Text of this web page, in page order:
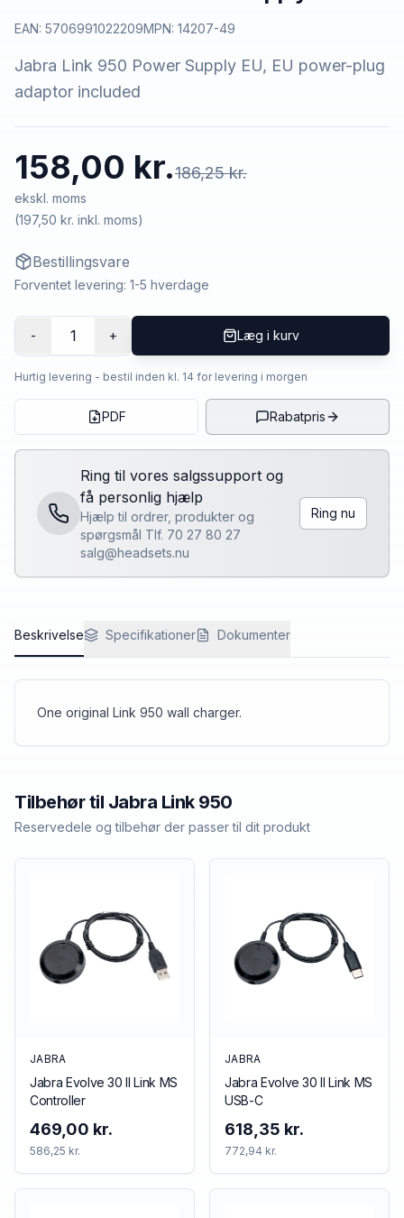
EAN: 5706991022209MPN: 14207-49
Jabra Link 950 Power Supply EU, EU power-plug
adaptor included
158,00 kr.186,25 kr.
ekskl. moms
(197,50 kr. inkl. moms)
Bestillingsvare
Forventet levering: 1-5 hverdage
- 1 + Læg i kurv
Hurtig levering - bestil inden kl. 14 for levering i morgen
PDF Rabatpris
Ring til vores salgssupport og
få personlig hjælp
Hjælp til ordrer, produkter og
spørgsmål Tlf. 70 27 80 27
salg@headsets.nu
Ring nu
Beskrivelse Specifikationer Dokumenter
One original Link 950 wall charger.
Tilbehør til Jabra Link 950
Reservedele og tilbehør der passer til dit produkt
JABRA
Jabra Evolve 30 II Link MS
Controller
469,00 kr.
586,25 kr.
JABRA
Jabra Evolve 30 II Link MS
USB-C
618,35 kr.
772,94 kr.